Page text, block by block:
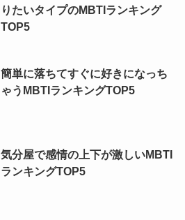
りたいタイプのMBTIランキング
TOP5
簡単に落ちてすぐに好きになっち
ゃうMBTIランキングTOP5
気分屋で感情の上下が激しいMBTI
ランキングTOP5